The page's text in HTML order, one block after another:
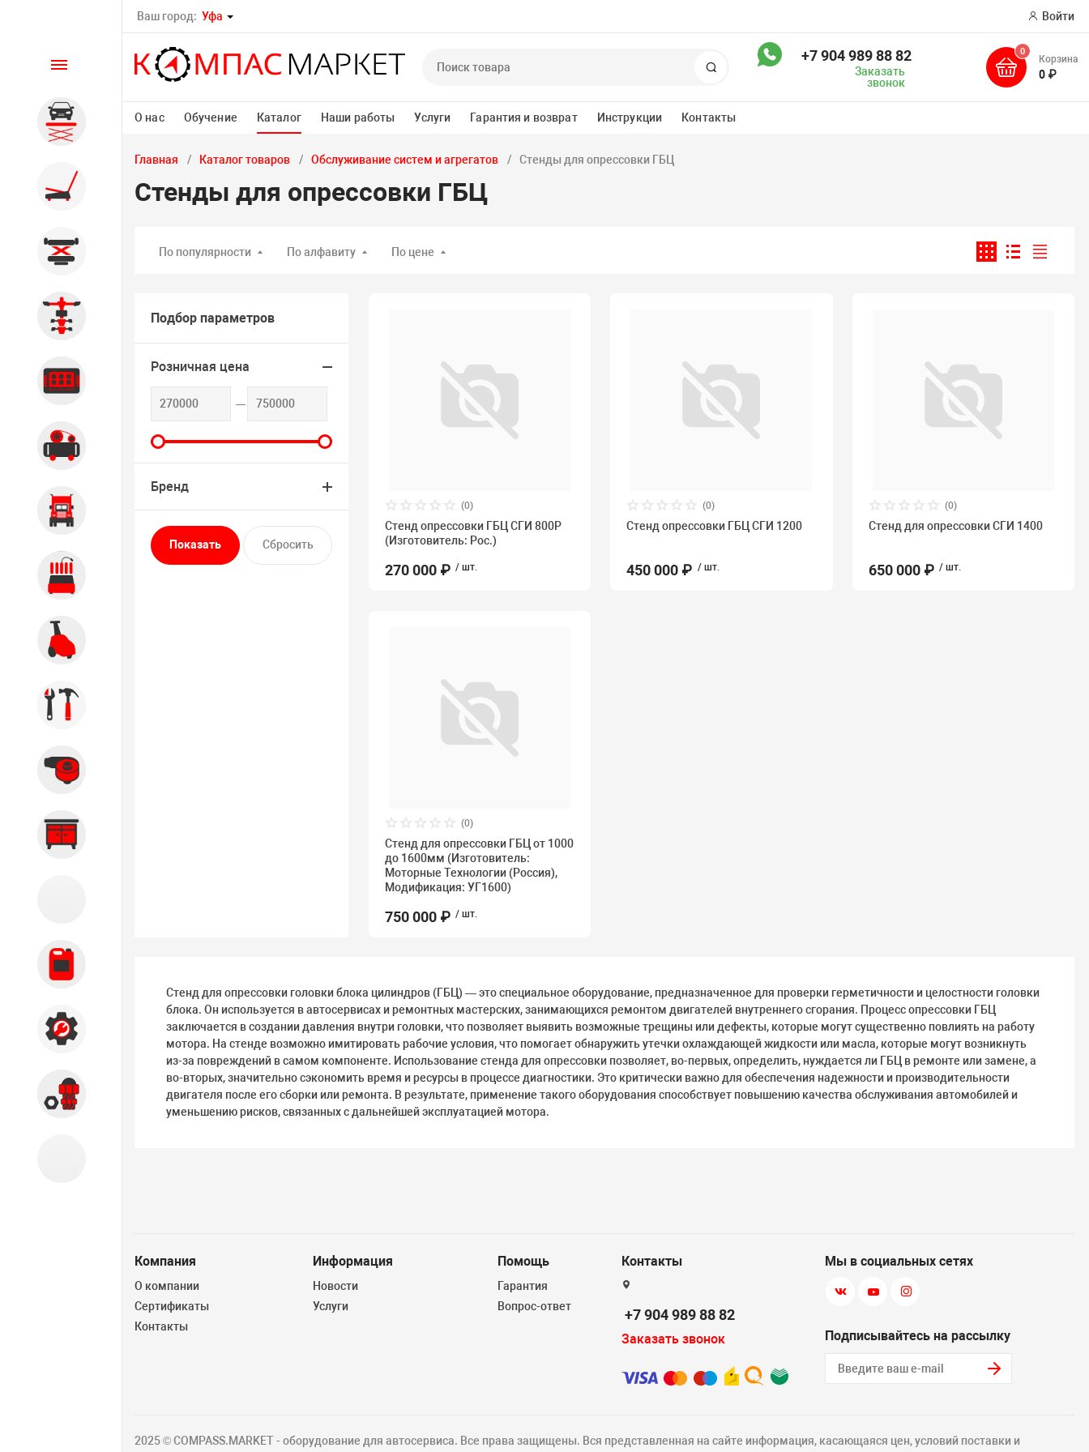
Ваш город: Уфа Войти
Поиск
+7 904 989 88 82
Заказать
звонок
0
Корзина
0 ₽
О нас Обучение Каталог Наши работы Услуги Гарантия и возврат Инструкции Контакты
Каталог
Автомобильные подъемники
оборудование
Общегаражное
Стенды сход-развал
Компрессорное оборудование
Грузовое оборудование
Обслуживание систем и
Главная Каталог товаров Обслуживание систем и агрегатов Стенды для опрессовки ГБЦ
Стенды для опрессовки ГБЦ
По популярности По алфавиту По цене
Подбор параметров
Розничная цена
Бренд
(0)
Стенд опрессовки ГБЦ СГИ 800Р
(Изготовитель: Рос.)
270 000 ₽ / шт.
(0)
Стенд опрессовки ГБЦ СГИ 1200
450 000 ₽ / шт.
(0)
Стенд для опрессовки СГИ 1400
650 000 ₽ / шт.
(0)
Стенд для опрессовки ГБЦ от 1000
до 1600мм (Изготовитель:
Моторные Технологии (Россия),
Модификация: УГ1600)
750 000 ₽ / шт.
Стенд для опрессовки головки блока цилиндров (ГБЦ) — это специальное оборудование, предназначенное для проверки герметичности и целостности головки
блока. Он используется в автосервисах и ремонтных мастерских, занимающихся ремонтом двигателей внутреннего сгорания. Процесс опрессовки ГБЦ
заключается в создании давления внутри головки, что позволяет выявить возможные трещины или дефекты, которые могут существенно повлиять на работу
мотора. На стенде возможно имитировать рабочие условия, что помогает обнаружить утечки охлаждающей жидкости или масла, которые могут возникнуть
из-за повреждений в самом компоненте. Использование стенда для опрессовки позволяет, во-первых, определить, нуждается ли ГБЦ в ремонте или замене, а
во-вторых, значительно сэкономить время и ресурсы в процессе диагностики. Это критически важно для обеспечения надежности и производительности
двигателя после его сборки или ремонта. В результате, применение такого оборудования способствует повышению качества обслуживания автомобилей и
уменьшению рисков, связанных с дальнейшей эксплуатацией мотора.
Компания
О компании
Сертификаты
Контакты
Информация
Новости
Услуги
Помощь
Гарантия
Вопрос-ответ
Контакты
+7 904 989 88 82
Заказать звонок
Мы в социальных сетях
Подписывайтесь на рассылку
2025 © COMPASS.MARKET - оборудование для автосервиса. Все права защищены. Вся представленная на сайте информация, касающаяся цен, условий поставки и